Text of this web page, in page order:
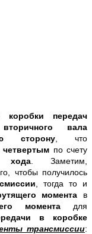
коробки передач
вала
сторону , что
четвертым по счету
хода. Заметим,
чтобы получилось
, тогда то и
момента в
момента для
в коробке
трансмиссии: